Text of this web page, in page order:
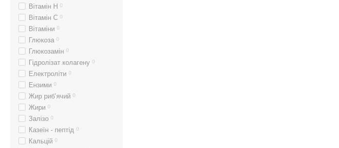
Вітамін Н 0
Вітамін С 0
Вітаміни 0
Глюкоза 0
Глюкозамін 0
Гідролізат колагену 0
Електроліти 0
Ензими 0
Жир риб’ячий 0
Жири 0
Залізо 0
Казеїн - пептід 0
Кальцій 0